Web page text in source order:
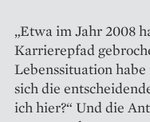
„Etwa im Jahr 2008
Karrierepfad
Lebenssituation habe
sich die
ich hier?“ Und die